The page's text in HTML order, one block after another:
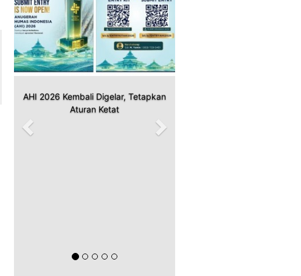
AHI 2026 Kembali Digelar, Tetapkan
Aturan Ketat